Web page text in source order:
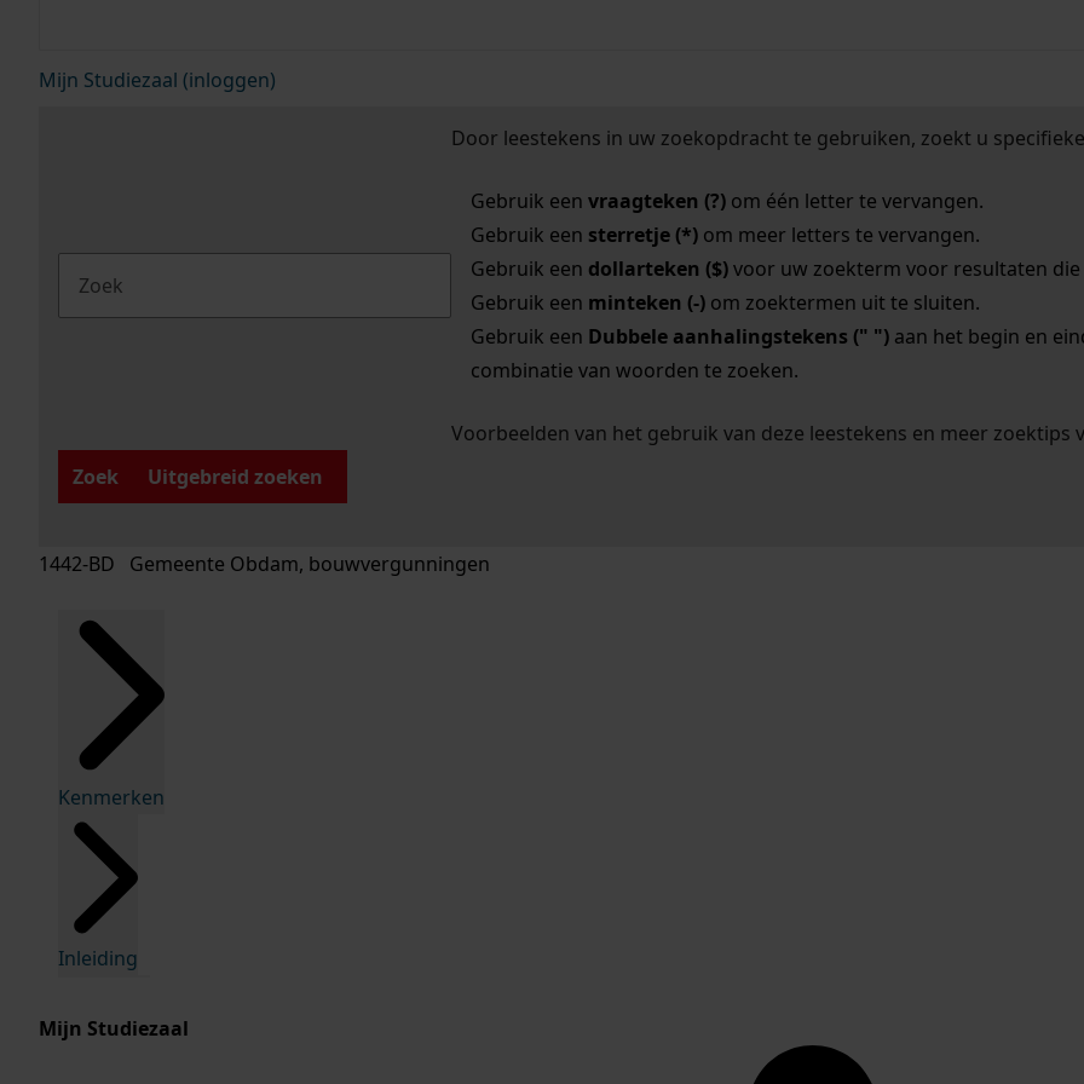
Mijn Studiezaal (inloggen)
Door leestekens in uw zoekopdracht te gebruiken, zoekt u
Gebruik een vraagteken (?)om één letter te vervangen.
Gebruik een sterretje (*)om meer letters te vervangen.
Gebruik een dollarteken ($)voor uw zoekterm voor resultaten die
Gebruik een minteken (-)om zoektermen uit te sluiten.
Gebruik een Dubbele aanhalingstekens (" ")aan het begin en
combinatie van woorden te zoeken.
Voorbeelden van het gebruik van deze leestekens en meer zoektips
Zoek
Uitgebreid zoeken
1442-BD Gemeente Obdam, bouwvergunningen
Kenmerken
Inleiding
Mijn Studiezaal